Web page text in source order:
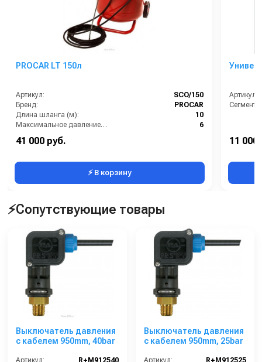
PROCAR LT 150л
Артикул:
SCO/150
Бренд:
PROCAR
Длина шланга (м):
10
Максимальное давление (бар):
6
41 000 руб.
⚡ В корзину
Артикул:
Сегмент:
11 000
⚡Сопутствующие товары
Выключатель давления
с кабелем 950mm, 40bar
Выключатель давления
с кабелем 950mm, 25bar